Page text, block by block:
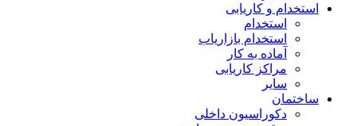
استخدام و کاریابی
استخدام
استخدام بازاریاب
آماده به کار
مراکز کاریابی
سایر
ساختمان
دکوراسیون داخلی